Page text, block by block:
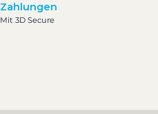
Zahlungen
Mit 3D Secure